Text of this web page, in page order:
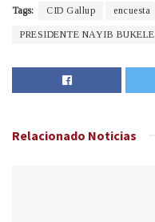
Tags: CID Gallup encuesta
PRESIDENTE NAYIB BUKELE
Relacionado Noticias